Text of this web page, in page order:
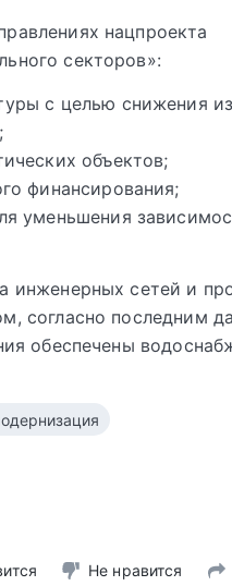
нацпроекта
секторов»:
с целью снижения
объектов;
финансирования;
уменьшения
инженерных сетей и
согласно последним
обеспечены
Не нравится